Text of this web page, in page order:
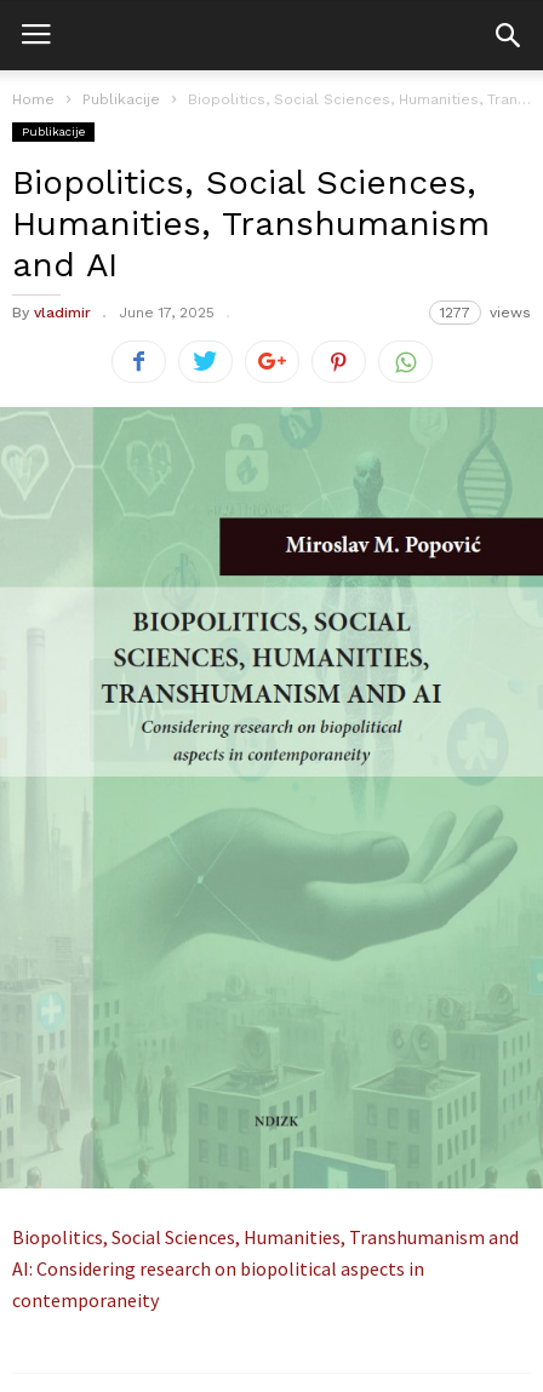
Home Publikacije Biopolitics, Social Sciences, Humanities, Transhumanism and AI
Publikacije
Biopolitics, Social Sciences,
Humanities, Transhumanism
and AI
By vladimir June 17, 2025 1277 views
Biopolitics, Social Sciences, Humanities, Transhumanism and
AI: Considering research on biopolitical aspects in
contemporaneity